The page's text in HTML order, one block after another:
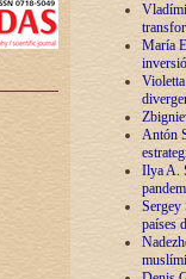
María
Antón
Ilya A.
Sergey
países